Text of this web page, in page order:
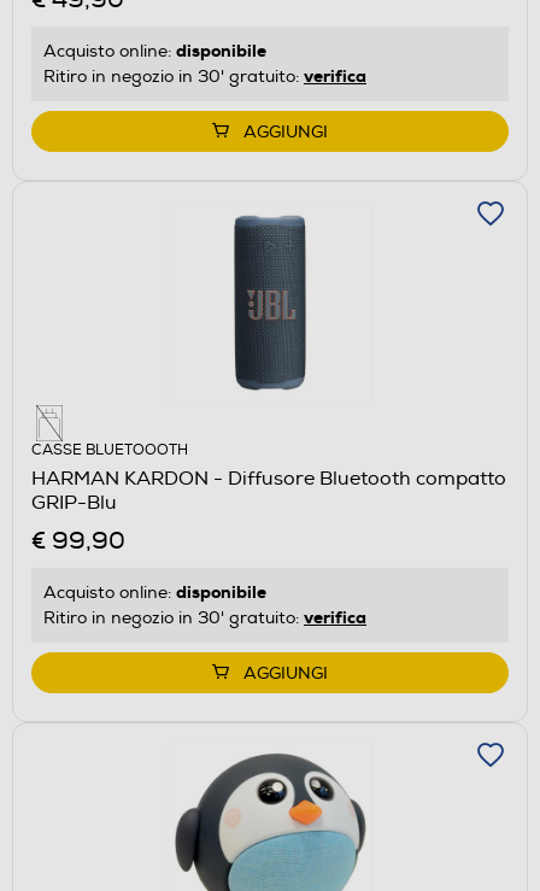
Acquisto online: disponibile
Ritiro in negozio in 30' gratuito: verifica
AGGIUNGI
CASSE BLUETOOOTH
HARMAN KARDON - Diffusore Bluetooth compatto
GRIP-Blu
€ 99,90
Acquisto online: disponibile
Ritiro in negozio in 30' gratuito: verifica
AGGIUNGI